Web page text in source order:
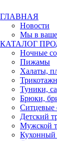
ГЛАВНАЯ
Новости
Мы в
КАТАЛОГ
Ночные
Пижамы
Халаты,
Туники,
Брюки,
Ситцевые
Детский
Мужской
Кухонный